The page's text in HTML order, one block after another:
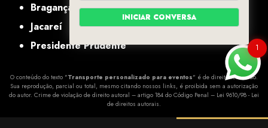
Bragança Paulista
Jacareí
Presidente Prudente
O conteúdo do texto "Transporte personalizado para eventos" é de direito reservado.
Sua reprodução, parcial ou total, mesmo citando nossos links, é proibida sem a autorização
do autor. Crime de violação de direito autoral – artigo 184 do Código Penal – Lei 9610/98 - Lei
de direitos autorais.
1
INICIAR CONVERSA